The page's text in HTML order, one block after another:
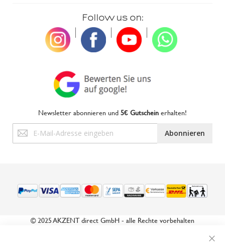
Follow us on:
Newsletter abonnieren und5€ Gutscheinerhalten!
Anmeldung
zum
Abonnieren
© 2025 AKZENT direct GmbH - alle Rechte vorbehalten